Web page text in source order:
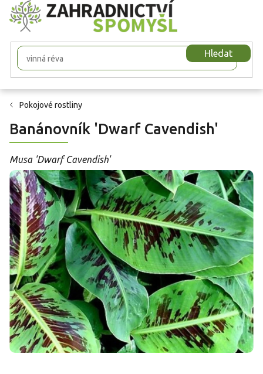
Přejít
na
obsah
Hledat
Pokojové rostliny
Banánovník 'Dwarf Cavendish'
Musa 'Dwarf Cavendish'